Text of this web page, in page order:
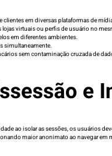
em diversas plataformas de
lojas virtuais ou perfis de usuário no
em diferentes ambientes.
simultaneamente.
sem contaminação cruzada de
e
ao isolar as sessões, os usuários
maior anonimato ao navegar em